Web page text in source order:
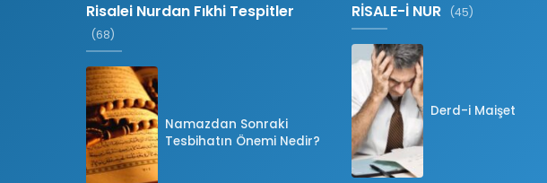
Risalei Nurdan Fıkhi Tespitler
(68)
Namazdan Sonraki
Tesbihatın Önemi Nedir?
RİSALE-İ NUR (45)
Derd-i Maişet